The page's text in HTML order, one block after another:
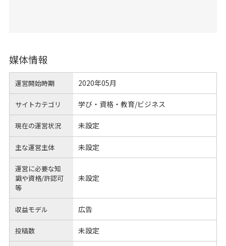
媒体情報
運営開始時期 2020年05月
サイトカテゴリ 学び・資格・教育/ビジネス
現在の運営状況 未設定
主な運営主体 未設定
運営に必要な知
識や資格/許認可
等
未設定
収益モデル 広告
投稿数 未設定